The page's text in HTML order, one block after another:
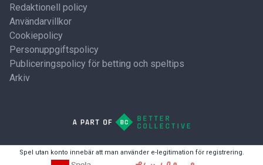
Redaktionell policy
Användarvillkor
Cookiepolicy
Personuppgiftspolicy
Publiceringspolicy för betting och speltips
Arkiv
Spel utan konto innebär att man använder e-legitimation för registrering.